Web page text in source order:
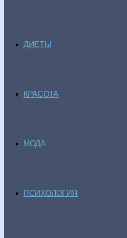
ДИЕТЫ
КРАСОТА
МОДА
ПСИХОЛОГИЯ